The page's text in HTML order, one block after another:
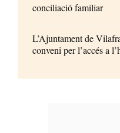
conciliació familiar
L’Ajuntament de
conveni per l’accés a